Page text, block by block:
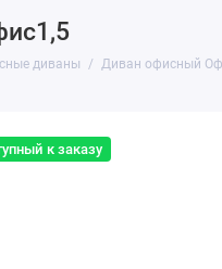
диваны Диван офисный
к заказу